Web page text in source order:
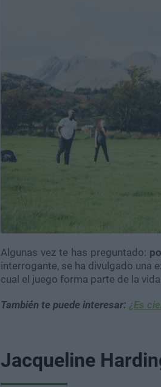
Algunas vez te has preguntado:
interrogante, se ha divulgado una
cual el juego forma parte de la
También te puede interesar: ¿Es
Jacqueline